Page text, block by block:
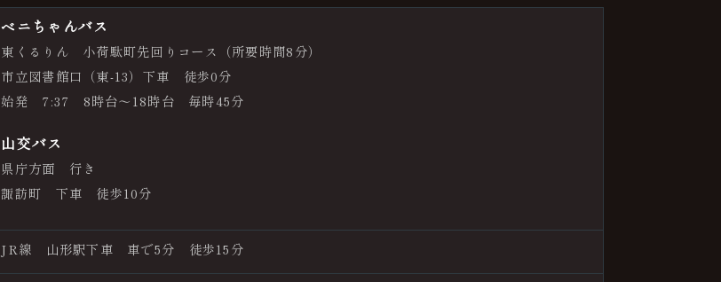
ベニちゃんバス
東くるりん 小荷駄町先回りコース（所要時間8分）
市立図書館口（東-13）下車 徒歩0分
始発 7:37 8時台～18時台 毎時45分
山交バス
県庁方面 行き
諏訪町 下車 徒歩10分
JR線 山形駅下車 車で5分 徒歩15分